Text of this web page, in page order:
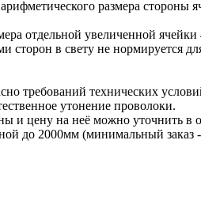
размера стороны
отдельной увеличенной ячейки
сторон в свету не нормируется
требований технических
утонение проволоки.
и цену на неё можно уточнить в
до 2000мм (минимальный